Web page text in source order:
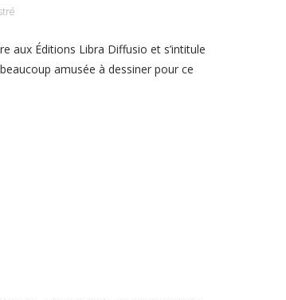
aux Éditions Libra Diffusio et s’intitule
amusée à dessiner pour ce